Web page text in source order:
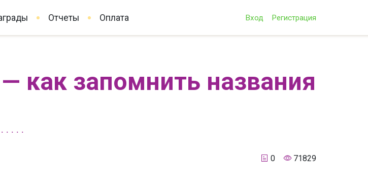
Отчеты Оплата Вход Регистрация
как запомнить названия
0 71829